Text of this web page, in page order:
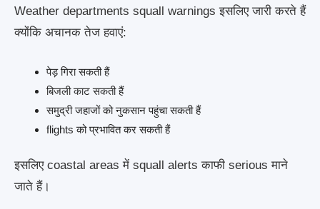
Weather departments squall warnings इसलिए जारी करते हैं
क्योंकि अचानक तेज हवाएं:
पेड़ गिरा सकती हैं
बिजली काट सकती हैं
समुद्री जहाजों को नुकसान पहुंचा सकती हैं
flights को प्रभावित कर सकती हैं
इसलिए coastal areas में squall alerts काफी serious माने
जाते हैं।